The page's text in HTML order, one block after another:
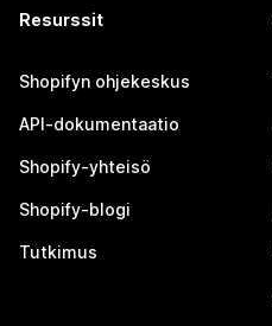
Resurssit
Shopifyn ohjekeskus
API-dokumentaatio
Shopify-yhteisö
Shopify-blogi
Tutkimus